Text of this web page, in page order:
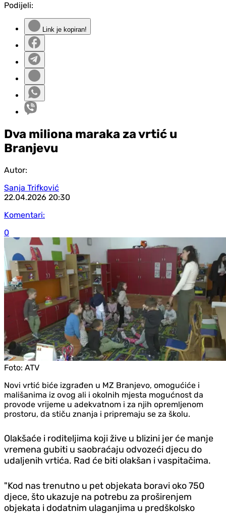
Podijeli:
Link je kopiran!
Dva miliona maraka za vrtić u
Branjevu
Autor:
Sanja Trifković
22.04.2026 20:30
Komentari:
0
Foto: ATV
Novi vrtić biće izgrađen u MZ Branjevo, omogućiće i
mališanima iz ovog ali i okolnih mjesta mogućnost da
provode vrijeme u adekvatnom i za njih opremljenom
prostoru, da stiču znanja i pripremaju se za školu.
Olakšaće i roditeljima koji žive u blizini jer će manje
vremena gubiti u saobraćaju odvozeći djecu do
udaljenih vrtića. Rad će biti olakšan i vaspitačima.
"Kod nas trenutno u pet objekata boravi oko 750
djece, što ukazuje na potrebu za proširenjem
objekata i dodatnim ulaganjima u predškolsko